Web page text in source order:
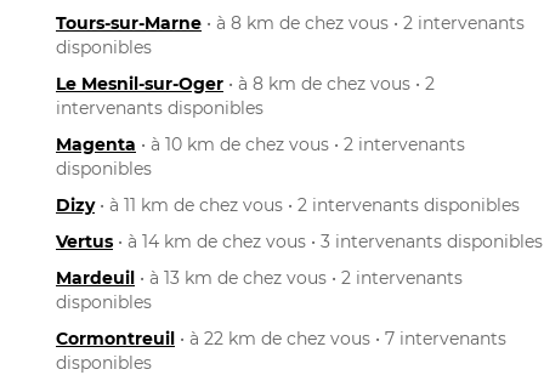
Tours-sur-Marne • à 8 km de chez vous • 2 intervenants
disponibles
Le Mesnil-sur-Oger • à 8 km de chez vous • 2
intervenants disponibles
Magenta • à 10 km de chez vous • 2 intervenants
disponibles
Dizy• à 11 km de chez vous • 2 intervenants disponibles
Vertus • à 14 km de chez vous • 3 intervenants disponibles
Mardeuil • à 13 km de chez vous • 2 intervenants
disponibles
Cormontreuil • à 22 km de chez vous • 7 intervenants
disponibles